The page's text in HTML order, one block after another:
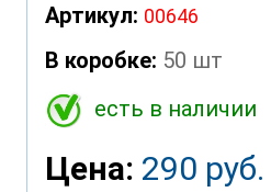
Артикул: 00646
В коробке: 50 шт
есть в наличии
Цена: 290 руб.